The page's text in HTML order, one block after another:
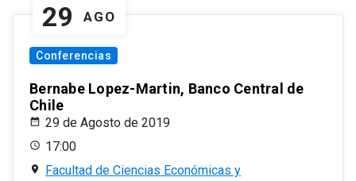
29 AGO
Conferencias
Bernabe Lopez-Martin, Banco Central de
Chile
29 de Agosto de 2019
17:00
Facultad de Ciencias Económicas y